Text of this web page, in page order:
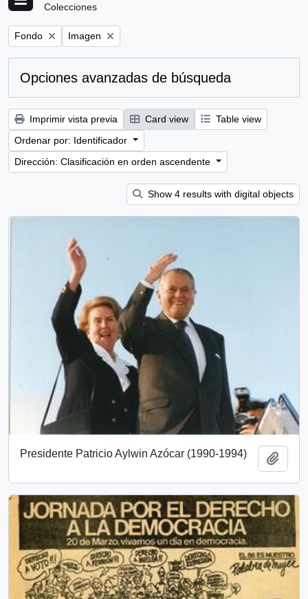
Colecciones
Remove filter:
Fondo Remove filter:
Imagen
Opciones avanzadas de búsqueda
Imprimir vista previa Card view
Table view
Ordenar por: Identificador
Dirección: Clasificación en orden ascendente
Show 4 results with digital objects
Presidente Patricio Aylwin Azócar (1990-1994)